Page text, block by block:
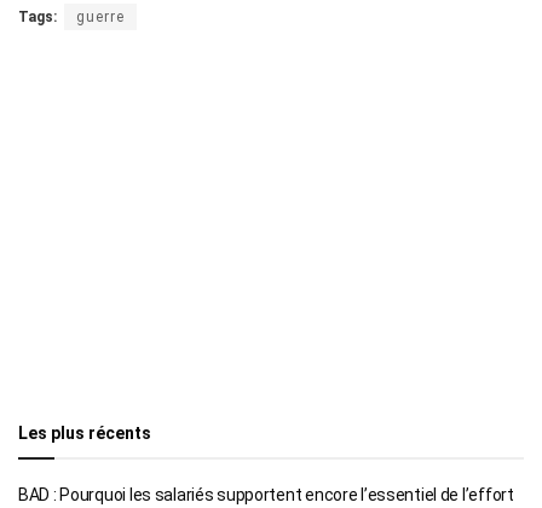
Tags: guerre
Les plus récents
BAD : Pourquoi les salariés supportent encore l’essentiel de l’effort